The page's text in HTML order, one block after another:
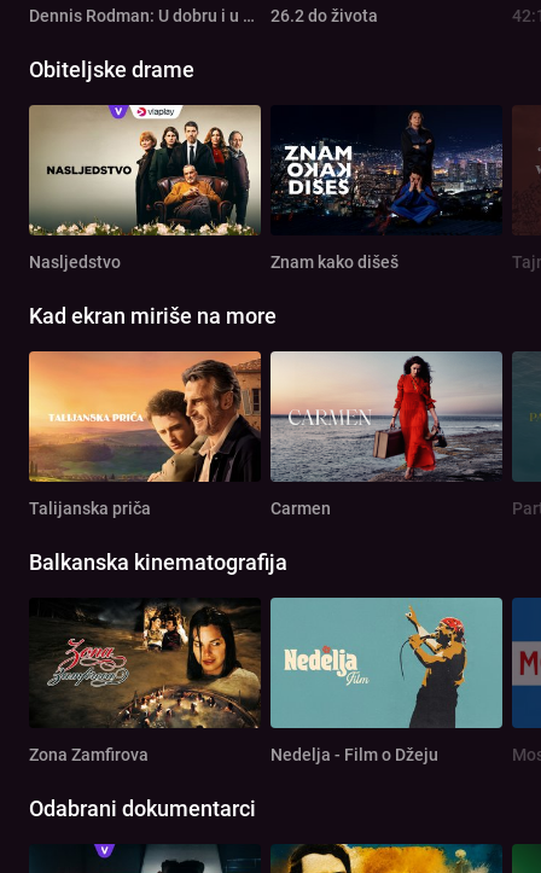
Dennis Rodman: U dobru i u zlu 26.2 do života
Obiteljske drame
Nasljedstvo Znam kako dišeš
Kad ekran miriše na more
Talijanska priča Carmen
Balkanska kinematografija
Zona Zamfirova Nedelja - Film o Džeju
Odabrani dokumentarci